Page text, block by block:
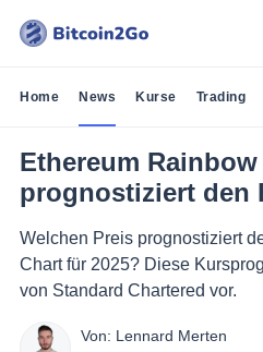
Home News Kurse Trading
Ethereum
prognostiziert den
Welchen Preis prognostiziert
Chart für 2025? Diese
von Standard Chartered vor.
Von: Lennard Merten